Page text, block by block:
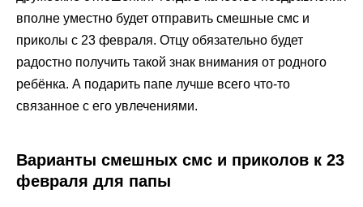
вполне уместно будет отправить смешные смс и
приколы с 23 февраля. Отцу обязательно будет
радостно получить такой знак внимания от родного
ребёнка. А подарить папе лучше всего что-то
связанное с его увлечениями.
Варианты смешных смс и приколов к 23
февраля для папы